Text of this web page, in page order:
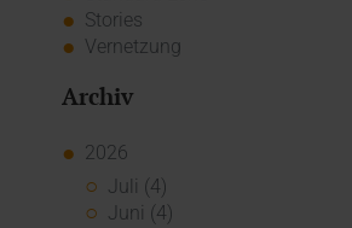
Stories
Vernetzung
Archiv
2026
Juli (4)
Juni (4)